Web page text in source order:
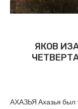
ЯКОВ
АХАЗЬЯ Ахазья был